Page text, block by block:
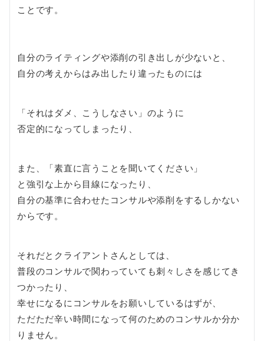
ことです。
自分のライティングや添削の引き出しが少ないと、
自分の考えからはみ出したり違ったものには
「それはダメ、こうしなさい」のように
否定的になってしまったり、
また、「素直に言うことを聞いてください」
と強引な上から目線になったり、
自分の基準に合わせたコンサルや添削をするしかない
からです。
それだとクライアントさんとしては、
普段のコンサルで関わっていても刺々しさを感じてき
つかったり、
幸せになるにコンサルをお願いしているはずが、
ただただ辛い時間になって何のためのコンサルか分か
りません。